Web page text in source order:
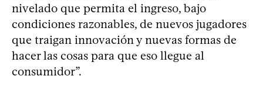
nivelado que permita el ingreso, bajo
condiciones razonables, de nuevos jugadores
que traigan innovación y nuevas formas de
hacer las cosas para que eso llegue al
consumidor”.